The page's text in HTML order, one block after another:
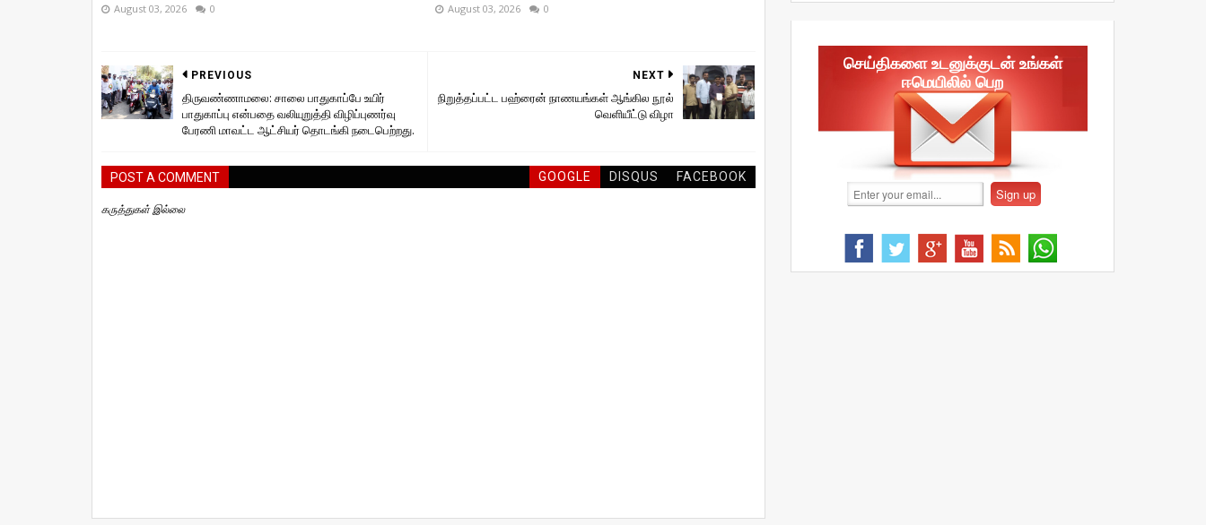
August 03, 2026 0 August 03, 2026 0
NEXT
நிறுத்தப்பட்ட பஹ்ரைன் நாணயங்கள் ஆங்கில நூல்
வெளியீட்டு விழா
PREVIOUS
திருவண்ணாமலை: சாலை பாதுகாப்பே உயிர்
பாதுகாப்பு என்பதை வலியுறுத்தி விழிப்புணர்வு
பேரணி மாவட்ட ஆட்சியர் தொடங்கி நடைபெற்றது.
POST A COMMENT GOOGLE DISQUS FACEBOOK
கருத்துகள் இல்லை
செய்திகளை உடனுக்குடன் உங்கள்
ஈமெயிலில் பெற